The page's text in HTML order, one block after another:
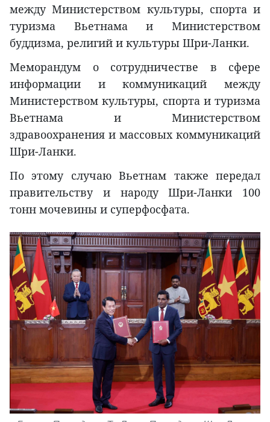
между Министерством культуры, спорта и
туризма Вьетнама и Министерством
буддизма, религий и культуры Шри-Ланки.
Меморандум о сотрудничестве в сфере
информации и коммуникаций между
Министерством культуры, спорта и туризма
Вьетнама и Министерством
здравоохранения и массовых коммуникаций
Шри-Ланки.
По этому случаю Вьетнам также передал
правительству и народу Шри-Ланки 100
тонн мочевины и суперфосфата.